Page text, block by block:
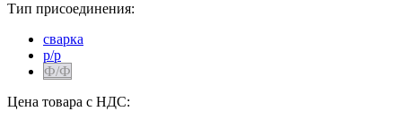
Тип присоединения:
сварка
р/р
Ф/Ф
Цена товара с НДС: